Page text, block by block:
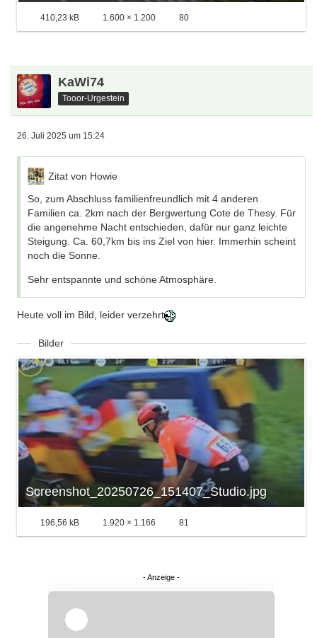
410,23 kB 1.600 × 1.200 80
KaWi74
Tooor-Urgestein
26. Juli 2025 um 15:24
Zitat von Howie
So, zum Abschluss familienfreundlich mit 4 anderen
Familien ca. 2km nach der Bergwertung Cote de Thesy. Für
die angenehme Nacht entschieden, dafür nur ganz leichte
Steigung. Ca. 60,7km bis ins Ziel von hier. Immerhin scheint
noch die Sonne.
Sehr entspannte und schöne Atmosphäre.
Heute voll im Bild, leider verzehrt
Bilder
Screenshot_20250726_151407_Studio.jpg
196,56 kB 1.920 × 1.166 81